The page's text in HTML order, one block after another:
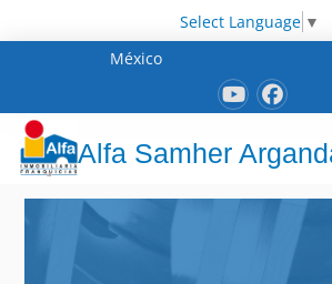
Select Language ▼
México
Alfa Samher